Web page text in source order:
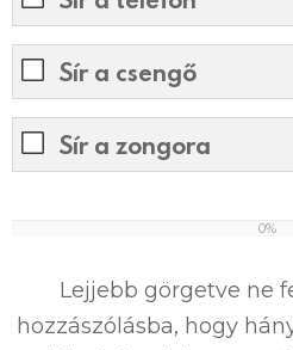
Sír a csengő
Sír a zongora
0%
Lejjebb görgetve ne
hozzászólásba, hogy